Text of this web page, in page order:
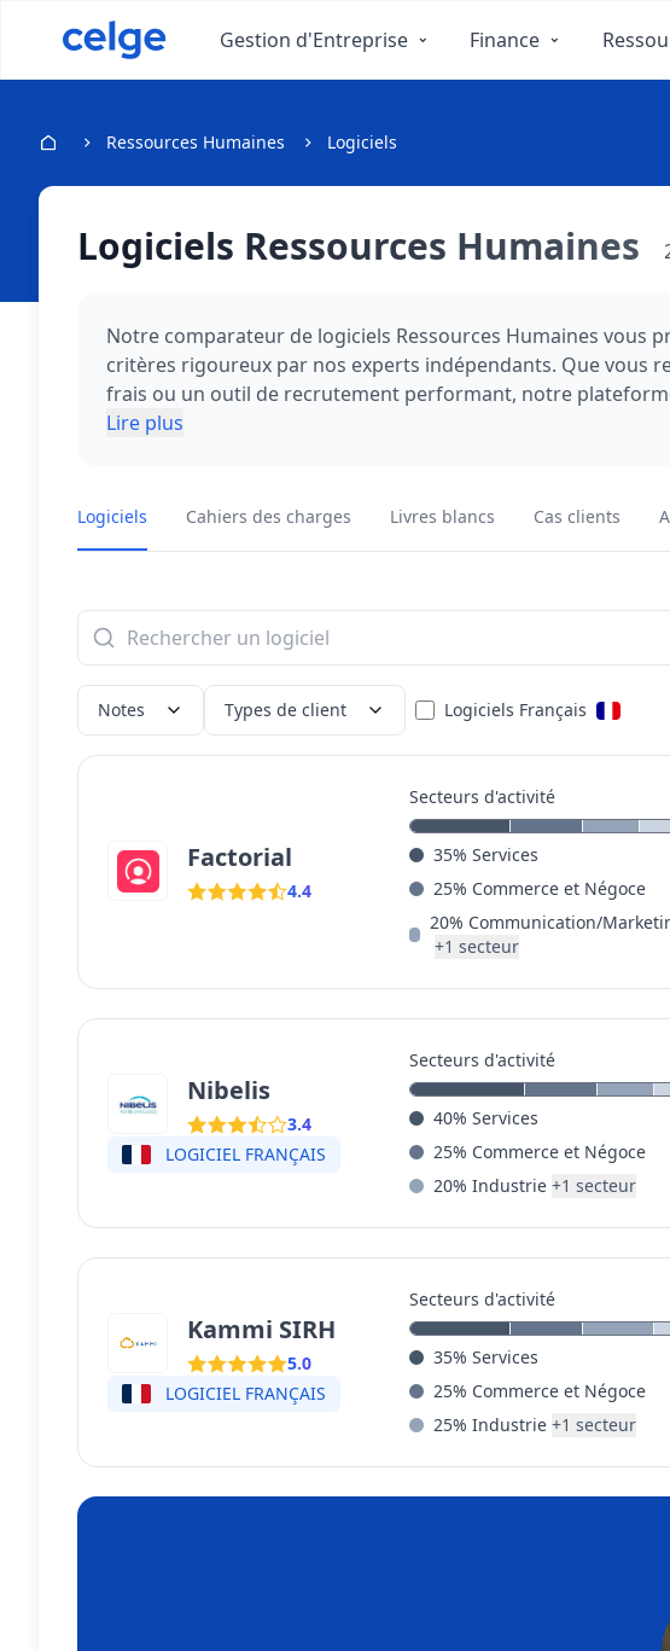
Gestion d'Entreprise Finance
Ressources Humaines Logiciels
Logiciels Ressources Humaines
Notre comparateur de logiciels Ressources Humaines vous
critères rigoureux par nos experts indépendants. Que vous
frais ou un outil de recrutement performant, notre
logiciel est noté sur son rapport qualité-prix, son ergonomie,
bénéficiez gratuitement des conseils personnalisés de nos
Lire plus
Logiciels Cahiers des charges Livres blancs Cas clients
Notes Types de client Logiciels Français
Factorial
4.4
Secteurs d'activité
35% Services
25% Commerce et Négoce
20% Communication/
+1 secteur
Nibelis
3.4
LOGICIEL FRANÇAIS
Secteurs d'activité
40% Services
25% Commerce et Négoce
20% Industrie +1 secteur
Kammi SIRH
5.0
LOGICIEL FRANÇAIS
Secteurs d'activité
35% Services
25% Commerce et Négoce
25% Industrie +1 secteur